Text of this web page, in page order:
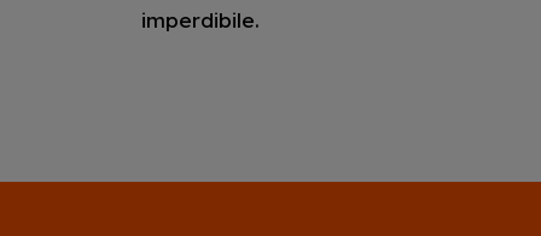
imperdibile.